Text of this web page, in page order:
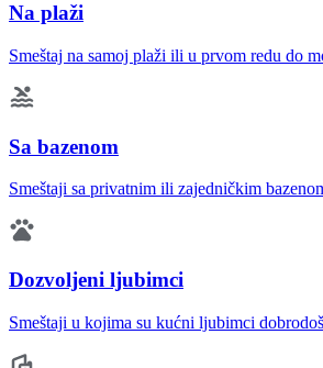
Na plaži
Smeštaj na samoj plaži ili u prvom redu do
Sa bazenom
Smeštaji sa privatnim ili zajedničkim
Dozvoljeni ljubimci
Smeštaji u kojima su kućni ljubimci